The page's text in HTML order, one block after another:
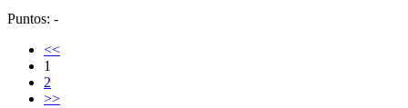
Puntos: -
<<
1
2
>>